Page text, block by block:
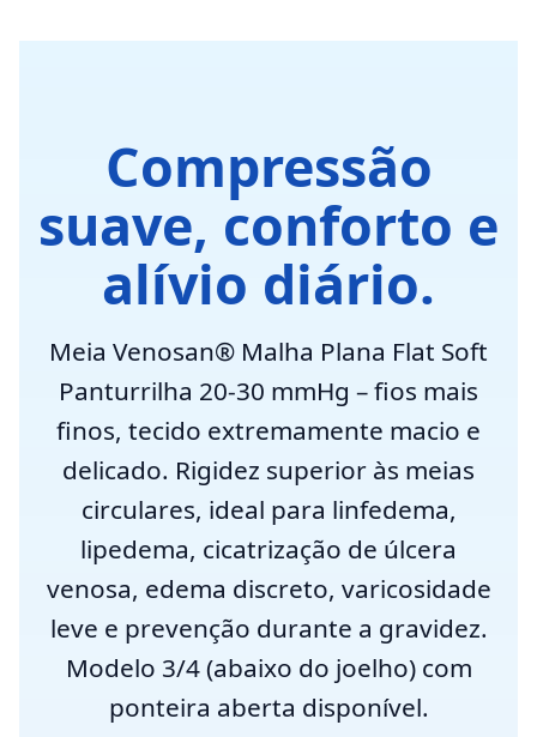
Compressão
suave, conforto e
alívio diário.
Meia Venosan® Malha Plana Flat Soft
Panturrilha 20-30 mmHg – fios mais
finos, tecido extremamente macio e
delicado. Rigidez superior às meias
circulares, ideal para linfedema,
lipedema, cicatrização de úlcera
venosa, edema discreto, varicosidade
leve e prevenção durante a gravidez.
Modelo 3/4 (abaixo do joelho) com
ponteira aberta disponível.